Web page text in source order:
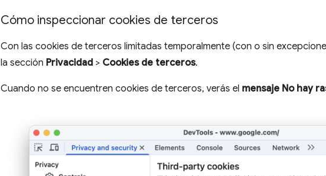
Cómo inspeccionar cookies de terceros
Con las cookies de terceros limitadas temporalmente (con o sin
la sección Privacidad > Cookies de terceros.
Cuando no se encuentren cookies de terceros, verás el mensaje No hay